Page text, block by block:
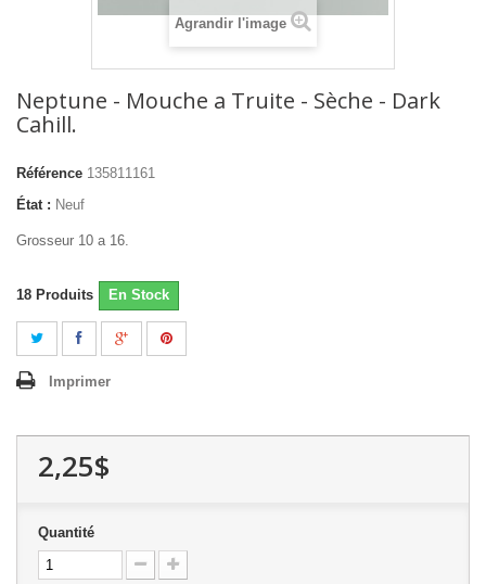
Agrandir l'image
Neptune - Mouche a Truite - Sèche - Dark
Cahill.
Référence 135811161
État : Neuf
Grosseur 10 a 16.
18 Produits En Stock
Imprimer
2,25$
Quantité